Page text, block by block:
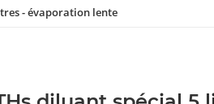
- évaporation lente